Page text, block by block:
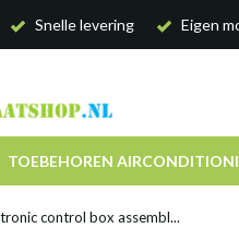
Snelle levering Eigen
TOEBEHOREN
control box assembl...